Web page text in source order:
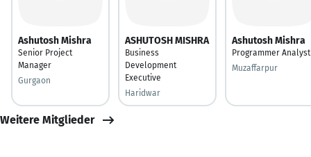
Ashutosh Mishra
Senior Project
Manager
Gurgaon
ASHUTOSH MISHRA
Business
Development
Executive
Haridwar
Ashutosh Mishra
Programmer Analyst
Muzaffarpur
Weitere Mitglieder